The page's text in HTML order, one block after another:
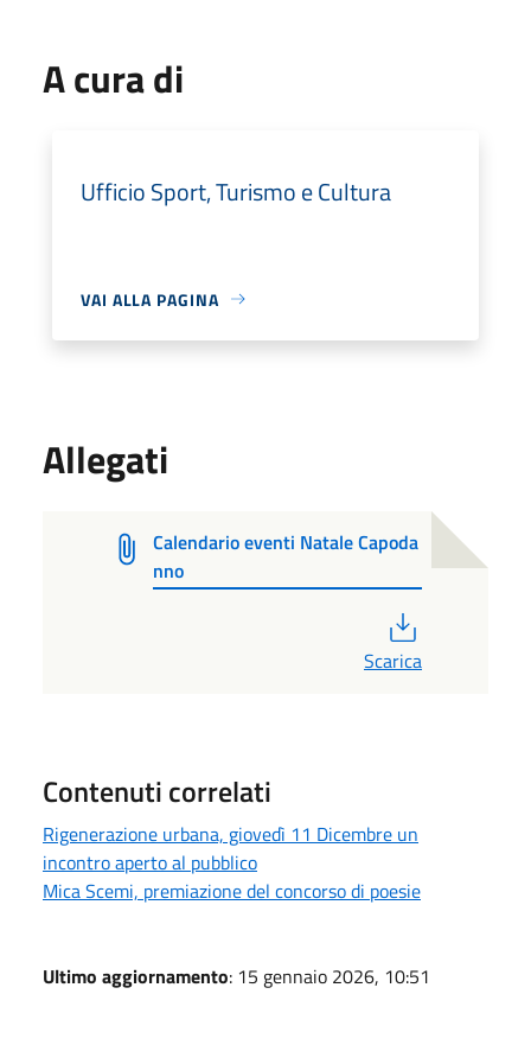
A cura di
Ufficio Sport, Turismo e Cultura
VAI ALLA PAGINA
Allegati
Calendario eventi Natale Capoda
nno
Scarica
Contenuti correlati
Rigenerazione urbana, giovedì 11 Dicembre un
incontro aperto al pubblico
Mica Scemi, premiazione del concorso di poesie
Ultimo aggiornamento: 15 gennaio 2026, 10:51